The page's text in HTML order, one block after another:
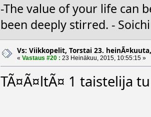
-The value of your life can
been deeply stirred. -
Vs: Viikkopelit, Torstai 23.
« Vastaus #20 : 23 Heinäkuu, 2015, 10:55:15 »
TÃ¤Ã¤ltÃ¤ 1 taistelija